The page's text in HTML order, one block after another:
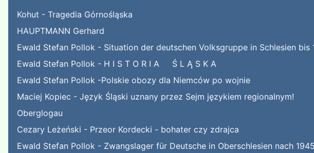
Kohut - Tragedia Górnośląska
HAUPTMANN Gerhard
Ewald Stefan Pollok - Situation der deutschen Volksgruppe in Schlesien bis
Ewald Stefan Pollok - H I S T O R I A Ś L Ą S K A
Ewald Stefan Pollok -Polskie obozy dla Niemców po wojnie
Maciej Kopiec - Język Śląski uznany przez Sejm językiem regionalnym!
Oberglogau
Cezary Leżeński - Przeor Kordecki - bohater czy zdrajca
Ewald Stefan Pollok - Zwangslager für Deutsche in Oberschlesien nach 1945